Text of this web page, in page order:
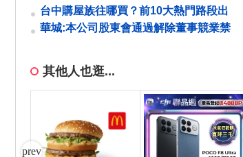
益比喊12倍 這樣看台股
台中購屋族往哪買？前10大熱門路段出
爐 太平環中東路三段1060件房貸奪...
華城:本公司股東會通過解除董事競業禁
其他人也逛...